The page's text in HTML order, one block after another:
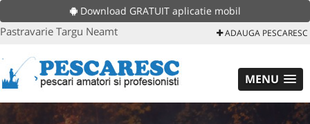
Download GRATUIT aplicatie mobil
Pastravarie Targu Neamt ADAUGA PESCARESC
MENU